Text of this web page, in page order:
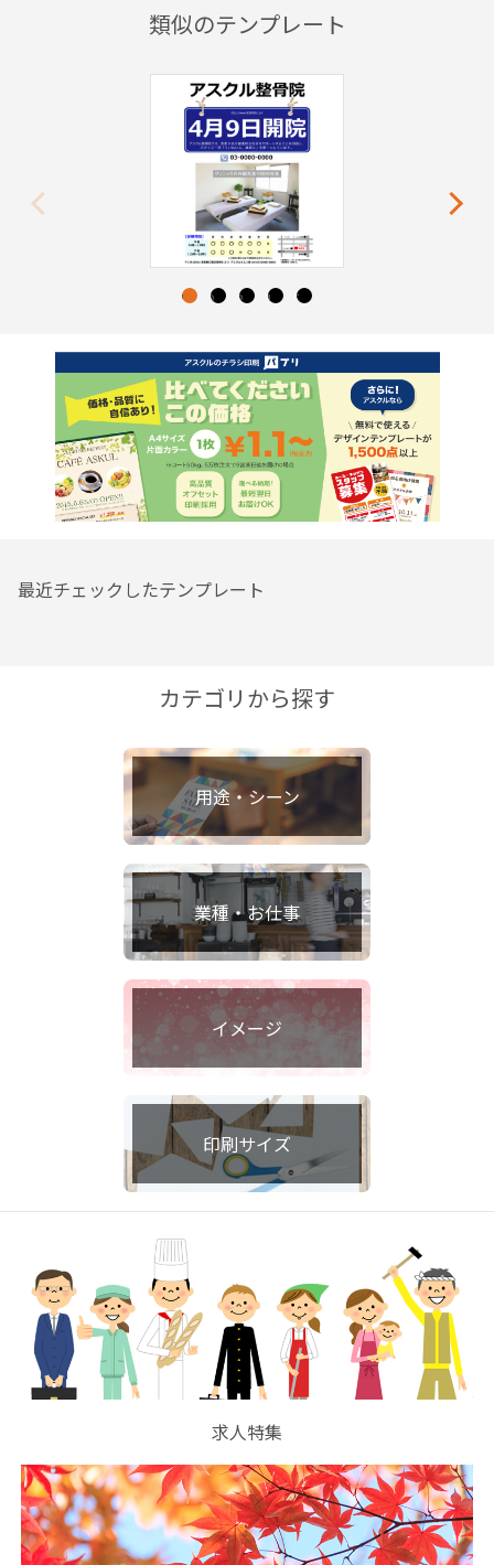
類似のテンプレート
Next
1 2 3 4 5
最近チェックしたテンプレート
カテゴリから探す
用途・シーン
業種・お仕事
イメージ
印刷サイズ
求人特集